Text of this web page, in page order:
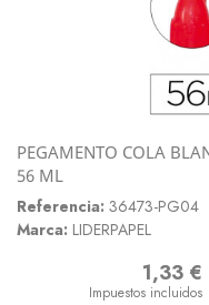
PEGAMENTO COLA
56 ML
Referencia: 36473-PG04
Marca: LIDERPAPEL
1,33 €
Impuestos incluidos